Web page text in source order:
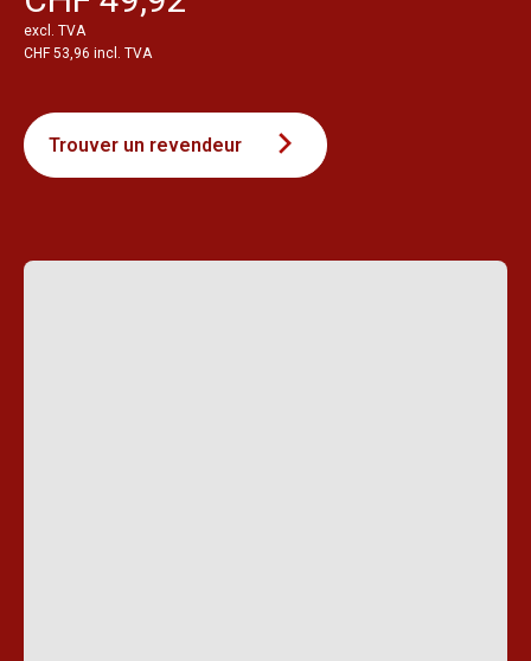
excl. TVA
CHF 53,96 incl. TVA
Trouver un revendeur